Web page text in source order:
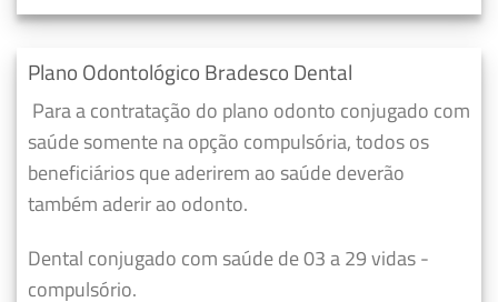
Plano Odontológico Bradesco Dental
Para a contratação do plano odonto conjugado com
saúde somente na opção compulsória, todos os
beneficiários que aderirem ao saúde deverão
também aderir ao odonto.
Dental conjugado com saúde de 03 a 29 vidas -
compulsório.